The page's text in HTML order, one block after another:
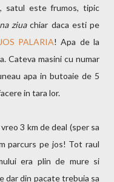
satul este frumos, tipic
ziuachiar daca esti pe
JOS PALARIA! Apa de la
Cateva masini cu numar
apa in butoaie de 5
in tara lor.
3 km de deal (sper sa
parcurs pe jos! Tot raul
era plin de mure si
dar din pacate trebuia sa